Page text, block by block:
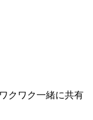
クワク一緒に共有